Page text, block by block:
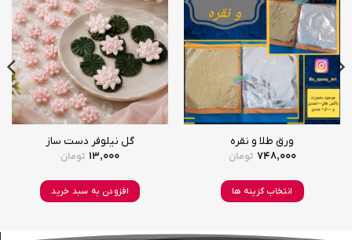
افزودن
به
علاقه
مندی
ها
ورق طلا و نقره
748,000 تومان
انتخاب گزینه ها
افزودن
به
علاقه
مندی
ها
گل نیلوفر دست ساز
13,000 تومان
افزودن به سبد خرید